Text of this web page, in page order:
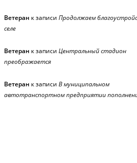
Ветеран к записи Продолжаем
селе
Ветеран к записи Центральный стадион
преображается
Ветеран к записи В муниципальном
автотранспортном предприятии